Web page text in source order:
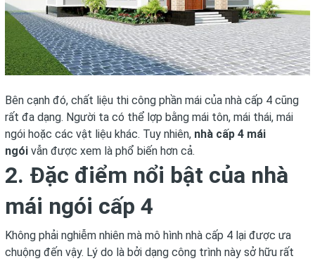
Bên cạnh đó, chất liệu thi công phần mái của nhà cấp 4 cũng
rất đa dạng. Người ta có thể lợp bằng mái tôn, mái thái, mái
ngói hoặc các vật liệu khác. Tuy nhiên, nhà cấp 4 mái
ngói vẫn được xem là phổ biến hơn cả.
2. Đặc điểm nổi bật của nhà
mái ngói cấp 4
Không phải nghiễm nhiên mà mô hình nhà cấp 4 lại được ưa
chuộng đến vậy. Lý do là bởi dạng công trình này sở hữu rất